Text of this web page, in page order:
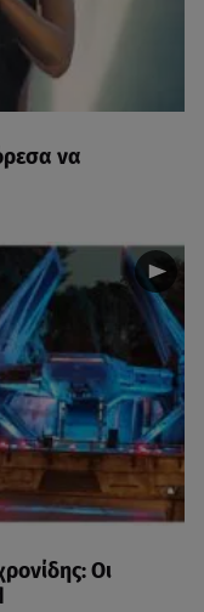
να
Οι